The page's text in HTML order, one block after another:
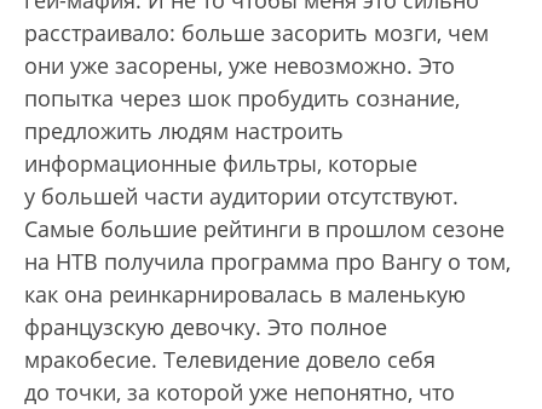
расстраивало: больше засорить мозги, чем
они уже засорены, уже невозможно. Это
попытка через шок пробудить сознание,
предложить людям настроить
информационные фильтры, которые
у большей части аудитории отсутствуют.
Самые большие рейтинги в прошлом сезоне
на НТВ получила программа про Вангу о том,
как она реинкарнировалась в маленькую
французскую девочку. Это полное
мракобесие. Телевидение довело себя
до точки, за которой уже непонятно, что